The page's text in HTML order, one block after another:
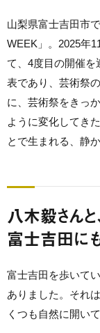
山梨県富士吉田市
WEEK」。2025年
て、4度目の開催を
表であり、芸術祭
に、芸術祭をきっ
ように変化してき
とで生まれる、静
八木毅さん
富士吉田に
富士吉田を歩いて
ありました。それ
くつも自然に開い